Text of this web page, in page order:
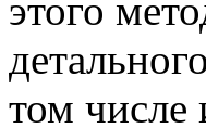
этого
том числе